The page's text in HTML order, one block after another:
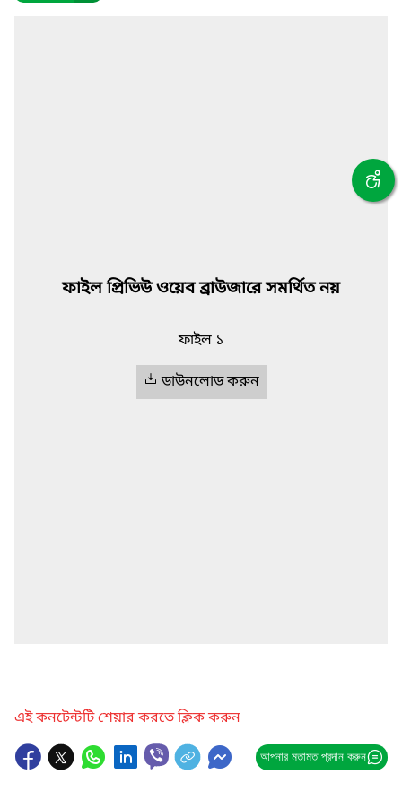
ফাইল প্রিভিউ ওয়েব ব্রাউজারে সমর্থিত নয়
ফাইল ১
ডাউনলোড করুন
এই কনটেন্টটি শেয়ার করতে ক্লিক করুন
আপনার মতামত প্রদান করুন